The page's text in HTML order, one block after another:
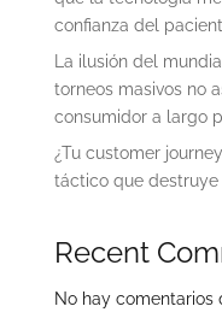
confianza del
La ilusión del
torneos masivos no
consumidor a largo
¿Tu customer
táctico que
Recent
No hay comentarios